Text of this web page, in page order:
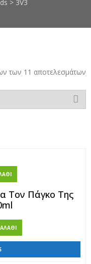
χρώματα τοίχων,
σε όλα τα είδη, προσφορές
χρώματα, berling, davos,
> 3V3
των 11 αποτελεσμάτων
Τον Πάγκο Της